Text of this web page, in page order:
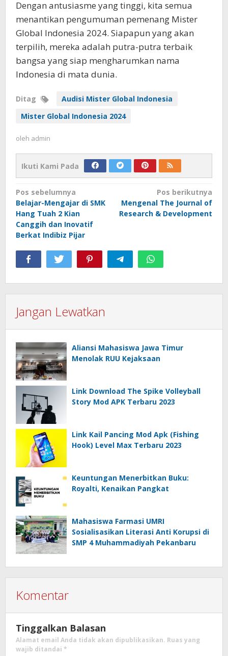
Dengan antusiasme yang tinggi, kita semua
menantikan pengumuman pemenang Mister
Global Indonesia 2024. Siapapun yang akan
terpilih, mereka adalah putra-putra terbaik
bangsa yang siap mengharumkan nama
Indonesia di mata dunia.
Ditag
Audisi Mister Global Indonesia
Mister Global Indonesia 2024
oleh admin
Ikuti Kami Pada
Navigasi
pos
Pos sebelumnya
Belajar-Mengajar di SMK
Hang Tuah 2 Kian
Canggih dan Inovatif
Berkat Indibiz Pijar
Pos berikutnya
Mengenal The Journal of
Research & Development
Jangan Lewatkan
Aliansi Mahasiswa Jawa Timur
Menolak RUU Kejaksaan
Link Download The Spike Volleyball
Story Mod APK Terbaru 2023
Link Kail Pancing Mod Apk (Fishing
Hook) Level Max Terbaru 2023
Keuntungan Menerbitkan Buku:
Royalti, Kenaikan Pangkat
Mahasiswa Farmasi UMRI
Sosialisasikan Literasi Anti Korupsi di
SMP 4 Muhammadiyah Pekanbaru
Komentar
Tinggalkan Balasan
Alamat email Anda tidak akan dipublikasikan. Ruas yang
wajib ditandai *